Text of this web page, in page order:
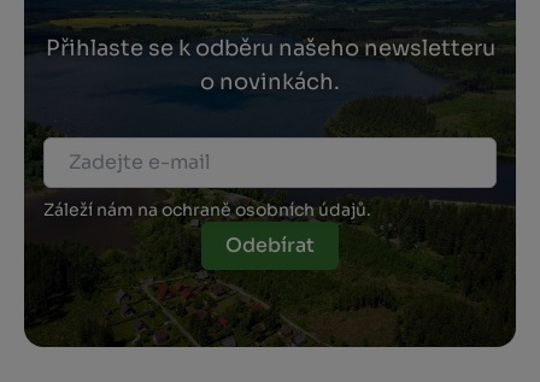
Přihlaste se k odběru našeho newsletteru
o novinkách.
Záleží nám na ochraně osobních údajů.
Odebírat